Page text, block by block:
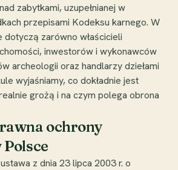
zabytkami, uzupełnianej w
przepisami Kodeksu karnego. W
zarówno właścicieli
inwestorów i wykonawców
archeologii oraz handlarzy dziełami
wyjaśniamy, co dokładnie jest
grożą i na czym polega obrona
ochrony
z dnia 23 lipca 2003 r. o